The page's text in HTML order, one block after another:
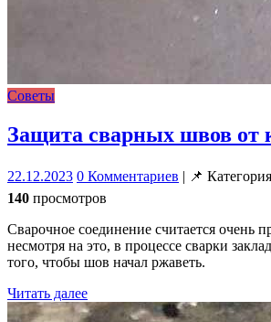
Советы
Защита сварных швов от
22.12.2023 0 Комментариев | 📌
140 просмотров
Сварочное соединение считается очень
несмотря на это, в процессе сварки
того, чтобы шов начал ржаветь.
Читать далее